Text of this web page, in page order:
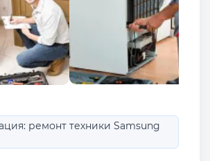
ремонт техники Samsung